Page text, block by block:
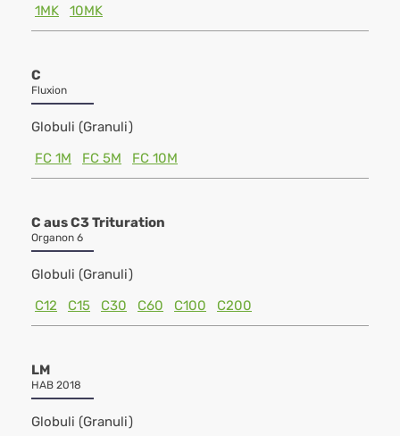
1MK
10MK
C
Fluxion
Globuli (Granuli)
FC 1M
FC 5M FC 10M
C aus C3 Trituration
Organon 6
Globuli (Granuli)
C12
C15 C30 C60 C100 C200
LM
HAB 2018
Globuli (Granuli)